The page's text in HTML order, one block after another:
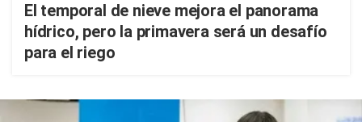
El temporal de nieve mejora el panorama
hídrico, pero la primavera será un desafío
para el riego